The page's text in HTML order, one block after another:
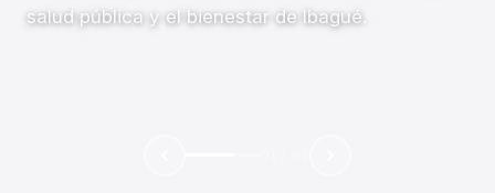
salud pública y el bienestar de Ibagué.